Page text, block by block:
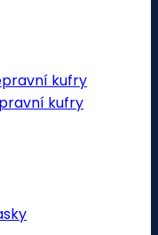
kufry
kufry